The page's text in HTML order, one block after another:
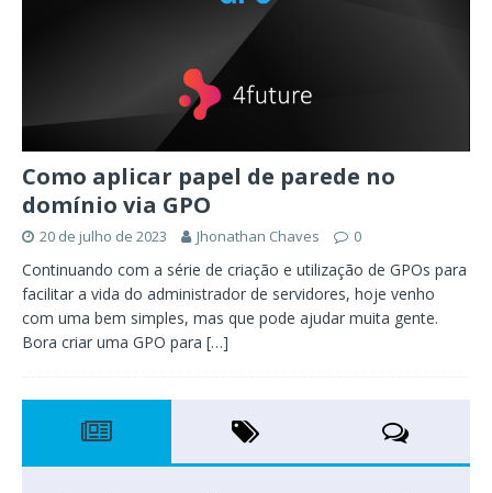
Como aplicar papel de parede no
domínio via GPO
20 de julho de 2023 Jhonathan Chaves 0
Continuando com a série de criação e utilização de GPOs para
facilitar a vida do administrador de servidores, hoje venho
com uma bem simples, mas que pode ajudar muita gente.
Bora criar uma GPO para […]